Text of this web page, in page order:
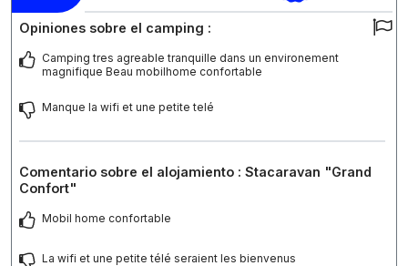
Opiniones sobre el camping :
Camping tres agreable tranquille dans un environement
magnifique Beau mobilhome confortable
Manque la wifi et une petite telé
Comentario sobre el alojamiento : Stacaravan "Grand
Confort"
Mobil home confortable
La wifi et une petite télé seraient les bienvenus